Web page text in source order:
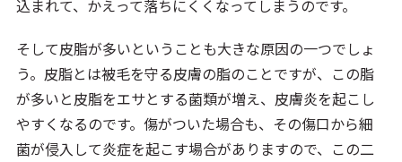
込まれて、かえって落ちにくくなってしまうのです。
そして皮脂が多いということも大きな原因の一つでしょ
う。皮脂とは被毛を守る皮膚の脂のことですが、この脂
が多いと皮脂をエサとする菌類が増え、皮膚炎を起こし
やすくなるのです。傷がついた場合も、その傷口から細
菌が侵入して炎症を起こす場合がありますので、この二